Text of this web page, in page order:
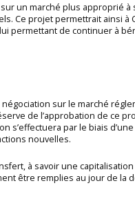
un marché plus approprié à
Ce projet permettrait ainsi à
permettant de continuer à
sur le marché
de l’approbation de ce
s’effectuera par le biais
nouvelles.
à savoir une
être remplies au jour de la